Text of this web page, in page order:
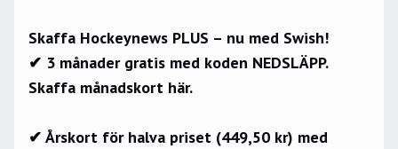
Skaffa Hockeynews PLUS – nu med Swish!
✔ 3 månader gratis med koden NEDSLÄPP.
Skaffa månadskort här.
✔ Årskort för halva priset (449,50 kr) med